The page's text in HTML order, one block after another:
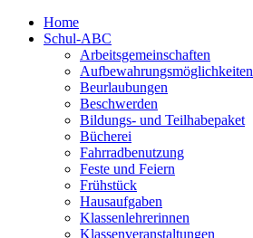
Home
Schul-ABC
Arbeitsgemeinschaften
Aufbewahrungsmöglichkeiten
Beurlaubungen
Beschwerden
Bildungs- und Teilhabepaket
Bücherei
Fahrradbenutzung
Feste und Feiern
Frühstück
Hausaufgaben
Klassenlehrerinnen
Klassenveranstaltungen